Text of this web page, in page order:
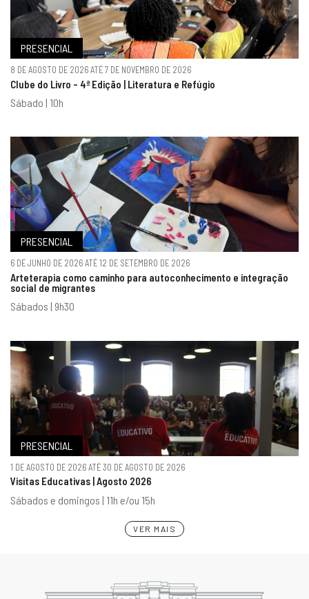
PRESENCIAL
8 DE AGOSTO DE 2026 ATÉ 7 DE NOVEMBRO DE 2026
Clube do Livro - 4ª Edição | Literatura e Refúgio
Sábado | 10h
PRESENCIAL
6 DE JUNHO DE 2026 ATÉ 12 DE SETEMBRO DE 2026
Arteterapia como caminho para autoconhecimento e integração
social de migrantes
Sábados | 9h30
PRESENCIAL
1 DE AGOSTO DE 2026 ATÉ 30 DE AGOSTO DE 2026
Visitas Educativas | Agosto 2026
Sábados e domingos | 11h e/ou 15h
VER MAIS